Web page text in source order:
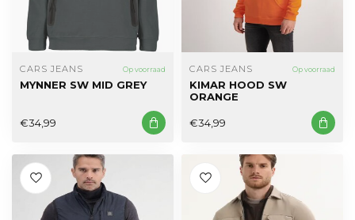
CARS JEANS Op voorraad
MYNNER SW MID GREY
€34,99
CARS JEANS Op voorraad
KIMAR HOOD SW
ORANGE
€34,99